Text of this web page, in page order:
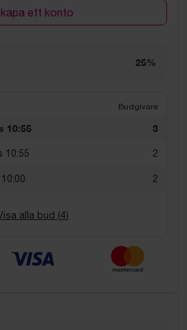
ett konto
25%
Budgivare
10:55 3
10:55 2
2
alla bud (4)